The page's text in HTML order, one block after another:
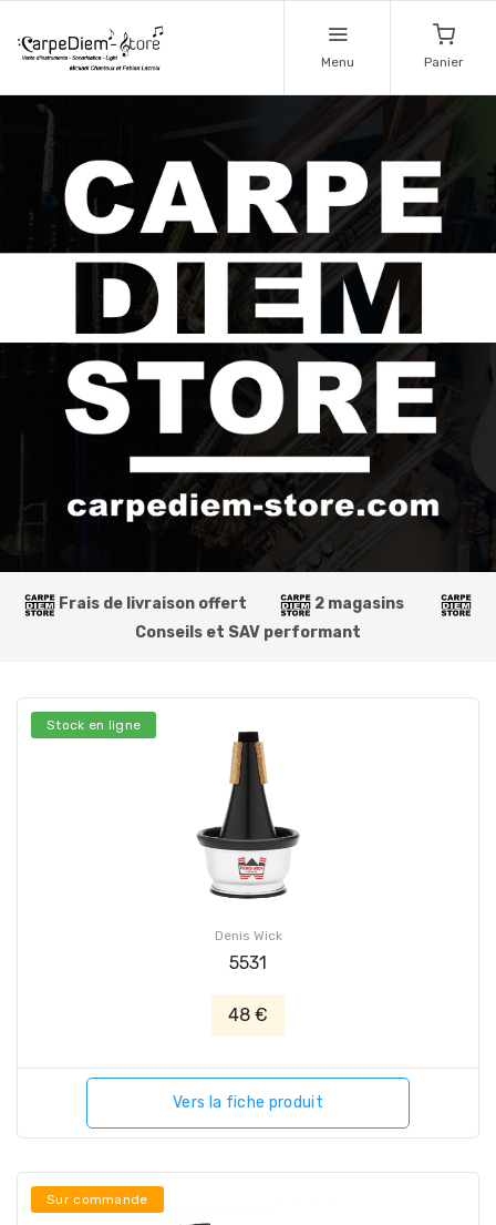
Menu Panier
Frais de livraison offert
2 magasins
Conseils et SAV performant
Stock en ligne
Denis Wick
5531
48 €
Vers la fiche produit
Sur commande